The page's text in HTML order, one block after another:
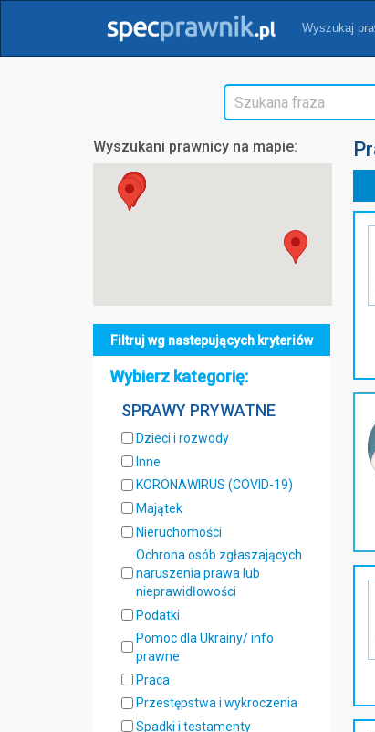
Wyszukaj
Wyszukani prawnicy na mapie:
Filtruj wg nastepujących kryteriów
Wybierz kategorię:
SPRAWY PRYWATNE
Dzieci i rozwody
Inne
KORONAWIRUS (COVID-19)
Majątek
Nieruchomości
Ochrona osób zgłaszających
naruszenia prawa lub
nieprawidłowości
Podatki
Pomoc dla Ukrainy/ info
prawne
Praca
Przestępstwa i wykroczenia
Spadki i testamenty